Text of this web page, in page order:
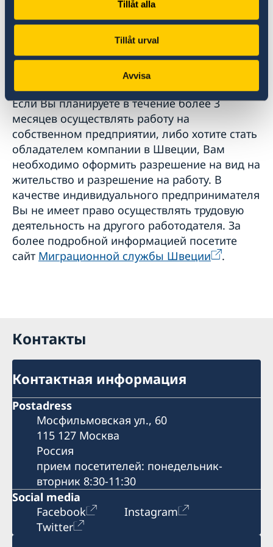
Tillåt alla
Tillåt urval
Avvisa
Вид на жительство для
индивидуальных
предпринимателей
Если Вы планируете в течение более 3
месяцев осуществлять работу на
собственном предприятии, либо хотите стать
обладателем компании в Швеции, Вам
необходимо оформить разрешение на вид на
жительство и разрешение на работу. В
качестве индивидуального предпринимателя
Вы не имеет право осуществлять трудовую
деятельность на другого работодателя. За
более подробной информацией посетите
сайт Миграционной службы Швеции .
Контакты
Контактная информация
Postadress
Мосфильмовская ул., 60
115 127 Москва
Россия
прием посетителей: понедельник-
вторник 8:30-11:30
Social media
Facebook
Instagram
Twitter